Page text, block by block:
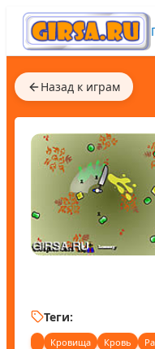
Назад к играм
Теги:
Кровища Кровь